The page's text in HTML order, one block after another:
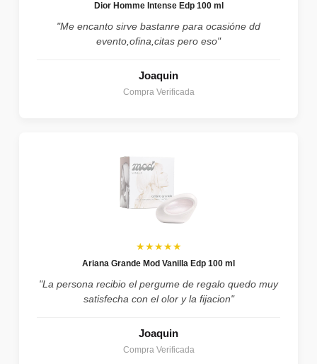
Dior Homme Intense Edp 100 ml
"Me encanto sirve bastanre para ocasióne dd
evento,ofina,citas pero eso"
Joaquin
Compra Verificada
★★★★★
Ariana Grande Mod Vanilla Edp 100 ml
"La persona recibio el pergume de regalo quedo muy
satisfecha con el olor y la fijacion"
Joaquin
Compra Verificada